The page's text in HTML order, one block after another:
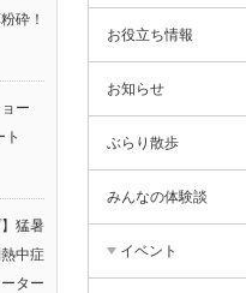
砕！
ー
ト
猛暑
中症
ター
お役立ち情報
お知らせ
ぶらり散歩
みんなの体験談
イベント